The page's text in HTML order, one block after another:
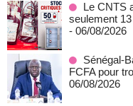
Le CNTS
seulement
- 06/08/2026
Sénégal-
FCFA pour
06/08/2026